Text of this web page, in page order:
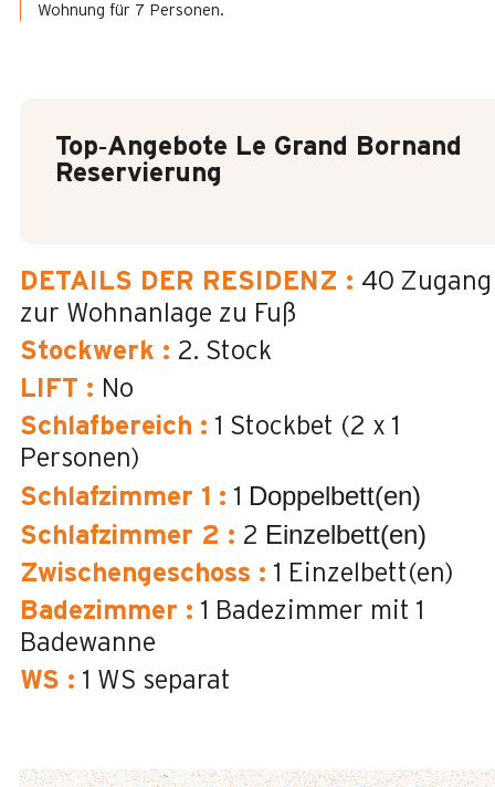
Wohnung für 7 Personen.
Top‑Angebote Le Grand Bornand
Reservierung
DETAILS DER RESIDENZ : 40 Zugang
zur Wohnanlage zu Fuß
Stockwerk : 2. Stock
LIFT : No
Schlafbereich : 1 Stockbet (2 x 1
Personen)
Schlafzimmer 1 : 1 Doppelbett(en)
Schlafzimmer 2 : 2 Einzelbett(en)
Zwischengeschoss : 1 Einzelbett(en)
Badezimmer : 1 Badezimmer mit 1
Badewanne
WS : 1 WS separat